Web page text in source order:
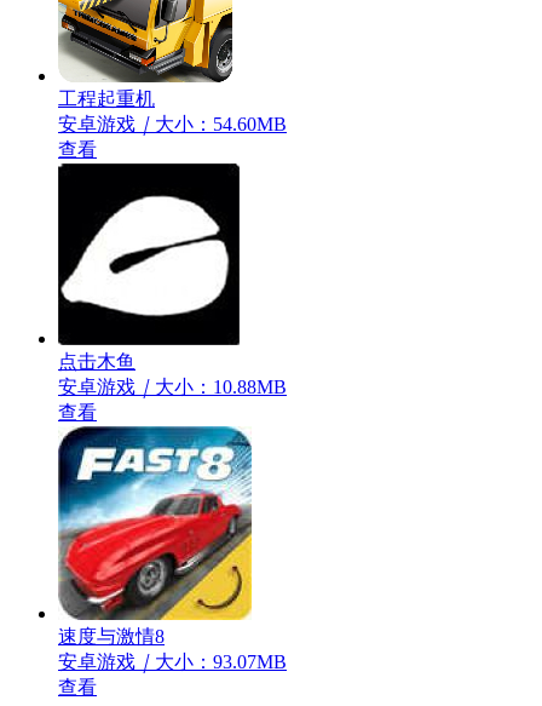
工程起重机
安卓游戏 ｜ 大小：54.60MB
查看
点击木鱼
安卓游戏 ｜ 大小：10.88MB
查看
速度与激情8
安卓游戏 ｜ 大小：93.07MB
查看